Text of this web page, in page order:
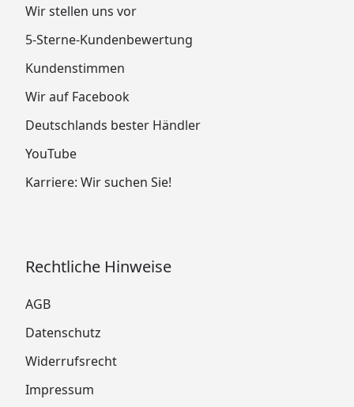
Wir stellen uns vor
5-Sterne-Kundenbewertung
Kundenstimmen
Wir auf Facebook
Deutschlands bester Händler
YouTube
Karriere: Wir suchen Sie!
Rechtliche Hinweise
AGB
Datenschutz
Widerrufsrecht
Impressum